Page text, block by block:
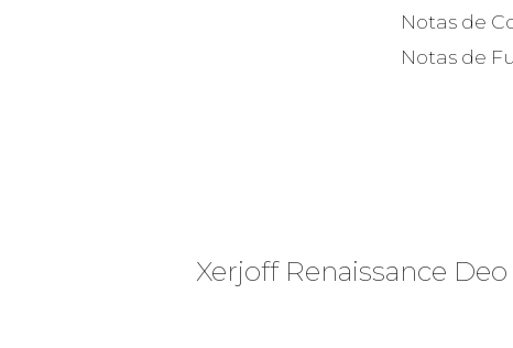
Notas de
Notas de
Xerjoff Renaissance